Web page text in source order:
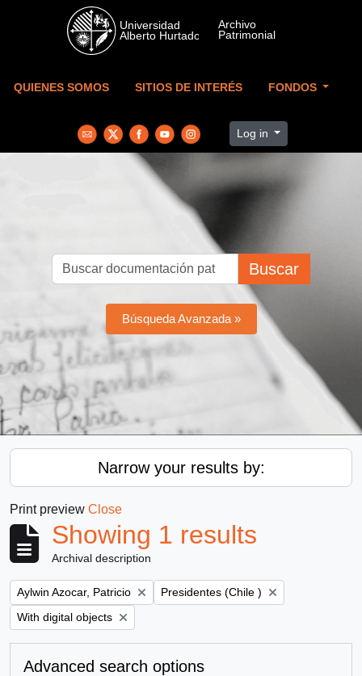
Skip to main content
QUIENES SOMOS SITIOS DE INTERÉS FONDOS
Log in
Buscar
Búsqueda Avanzada »
Narrow your results by:
Print preview Close
Showing 1 results
Archival description
Remove filter:
Aylwin Azocar, Patricio Remove filter:
Presidentes (Chile )
Remove filter:
With digital objects
Advanced search options